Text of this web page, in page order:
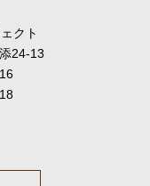
クト
24-13